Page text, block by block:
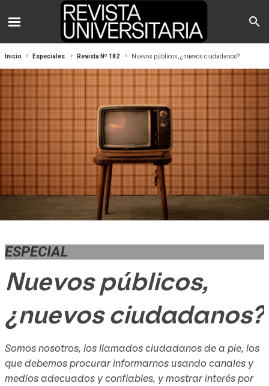
Inicio Especiales Revista Nº 182 Nuevos públicos, ¿nuevos ciudadanos?
ESPECIAL
Nuevos públicos,
¿nuevos ciudadanos?
Somos nosotros, los llamados ciudadanos de a pie, los
que debemos procurar informarnos usando canales y
medios adecuados y confiables, y mostrar interés por